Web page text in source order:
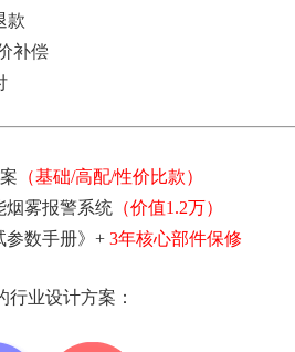
款
补偿
（基础/高配/性价比款）
烟雾报警系统 （价值1.2万）
参数手册》+ 3年核心部件保修
行业设计方案：